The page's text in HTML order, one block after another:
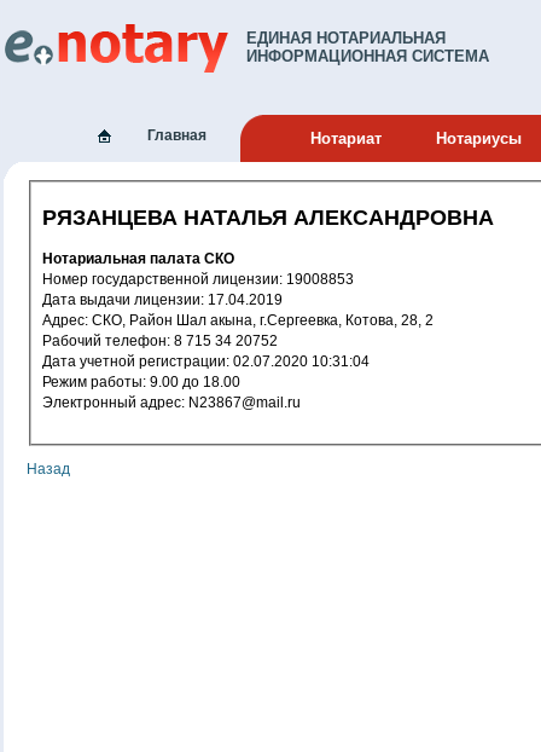
ЕДИНАЯ НОТАРИАЛЬНАЯ
ИНФОРМАЦИОННАЯ СИСТЕМА
Главная Нотариат Нотариусы
РЯЗАНЦЕВА НАТАЛЬЯ АЛЕКСАНДРОВНА
Нотариальная палата СКО
Номер государственной лицензии: 19008853
Дата выдачи лицензии: 17.04.2019
Адрес: СКО, Район Шал акына, г.Сергеевка, Котова, 28, 2
Рабочий телефон: 8 715 34 20752
Дата учетной регистрации: 02.07.2020 10:31:04
Режим работы: 9.00 до 18.00
Электронный адрес: N23867@mail.ru
Назад